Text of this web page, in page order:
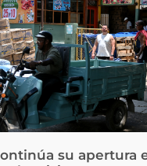
su apertura